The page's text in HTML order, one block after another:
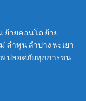
ย้ายคอนโด ย้าย
ลำพูน ลำปาง พะเยา
ปลอดภัยทุกการขน